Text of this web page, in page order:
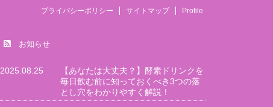
プライバシーポリシー サイトマップ Profile
お知らせ
2025.08.25
【あなたは大丈夫？】酵素ドリンクを
毎日飲む前に知っておくべき3つの落
とし穴をわかりやすく解説！